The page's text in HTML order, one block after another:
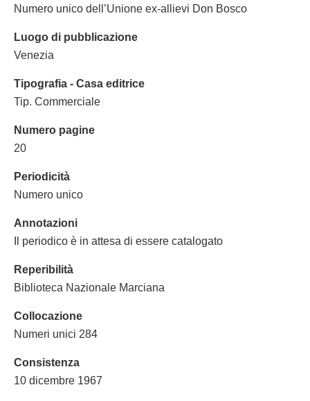
Numero unico dell’Unione ex-allievi Don Bosco
Luogo di pubblicazione
Venezia
Tipografia - Casa editrice
Tip. Commerciale
Numero pagine
20
Periodicità
Numero unico
Annotazioni
Il periodico è in attesa di essere catalogato
Reperibilità
Biblioteca Nazionale Marciana
Collocazione
Numeri unici 284
Consistenza
10 dicembre 1967